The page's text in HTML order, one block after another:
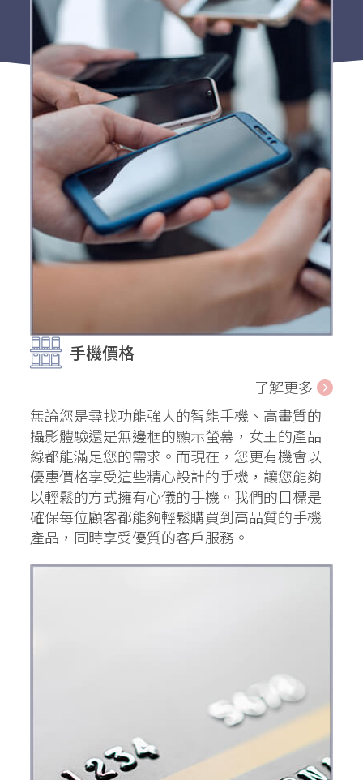
手機價格
了解更多
無論您是尋找功能強大的智能手機、高畫質的
攝影體驗還是無邊框的顯示螢幕，女王的產品
線都能滿足您的需求。而現在，您更有機會以
優惠價格享受這些精心設計的手機，讓您能夠
以輕鬆的方式擁有心儀的手機。我們的目標是
確保每位顧客都能夠輕鬆購買到高品質的手機
產品，同時享受優質的客戶服務。